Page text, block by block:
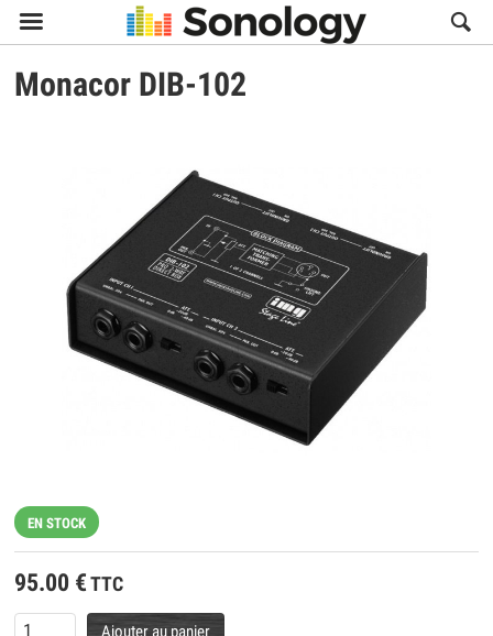

Monacor DIB-102
EN STOCK
95.00 € TTC
Ajouter au panier